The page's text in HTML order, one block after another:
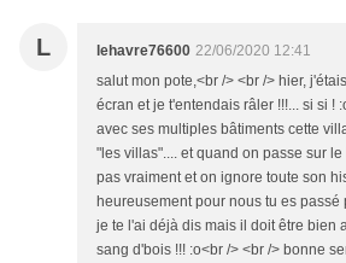
L lehavre76600 22/06/2020 12:41
salut mon pote,<br /> <br /> hier,
écran et je t'entendais râler !!!... si si !
avec ses multiples bâtiments cette
"les villas".... et quand on passe sur
pas vraiment et on ignore toute son
heureusement pour nous tu es passé
je te l'ai déjà dis mais il doit être bien
sang d'bois !!! :o<br /> <br /> bonne